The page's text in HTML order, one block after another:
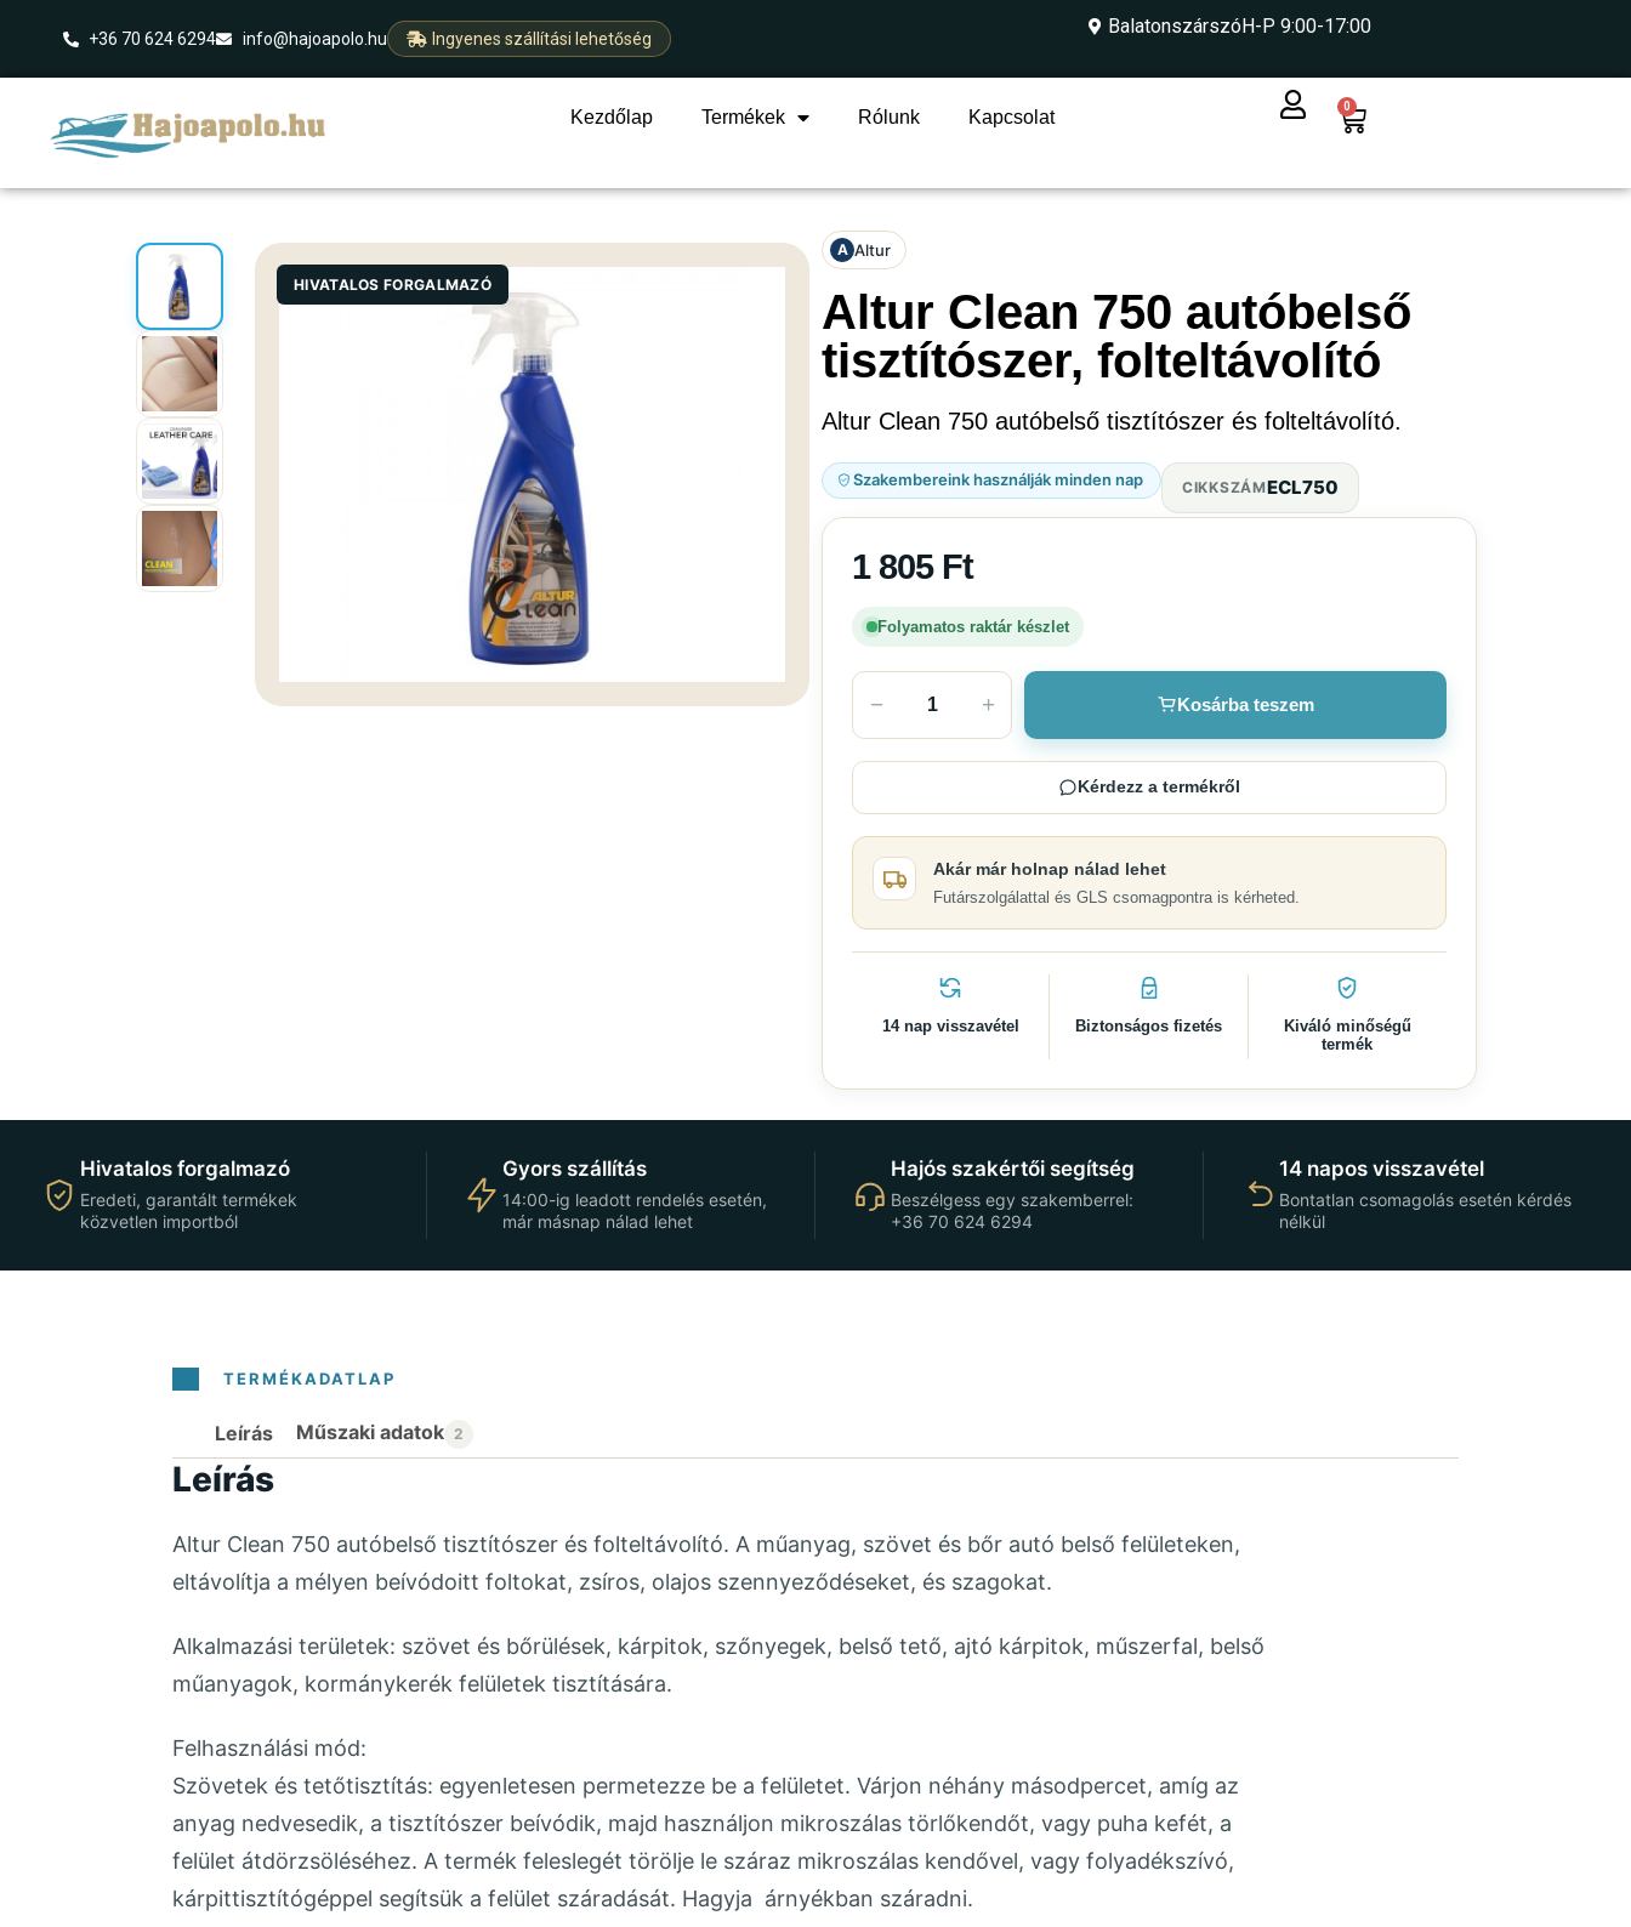
+36 70 624 6294 info@hajoapolo.hu Ingyenes szállítási lehetőség
BalatonszárszóH-P 9:00-17:00
Kezdőlap Termékek Rólunk Kapcsolat
0
HIVATALOS FORGALMAZÓ
A Altur
Altur Clean 750 autóbelső
tisztítószer, folteltávolító
Altur Clean 750 autóbelső tisztítószer és folteltávolító.
Szakembereink használják minden nap CIKKSZÁMECL750
1 805 Ft
Folyamatos raktár készlet
− + Kosárba teszem
Kérdezz a termékről
Akár már holnap nálad lehet
Futárszolgálattal és GLS csomagpontra is kérheted.
14 nap visszavétel Biztonságos fizetés
Kiváló minőségű
termék
Hivatalos forgalmazó
Eredeti, garantált termékek
közvetlen importból
Gyors szállítás
14:00-ig leadott rendelés esetén,
már másnap nálad lehet
Hajós szakértői segítség
Beszélgess egy szakemberrel:
+36 70 624 6294
14 napos visszavétel
Bontatlan csomagolás esetén kérdés
nélkül
Leírás
Leírás
Altur Clean 750 autóbelső tisztítószer és folteltávolító. A műanyag, szövet és bőr autó belső felületeken,
eltávolítja a mélyen beívódoitt foltokat, zsíros, olajos szennyeződéseket, és szagokat.
Alkalmazási területek: szövet és bőrülések, kárpitok, szőnyegek, belső tető, ajtó kárpitok, műszerfal, belső
műanyagok, kormánykerék felületek tisztítására.
Felhasználási mód:
Szövetek és tetőtisztítás: egyenletesen permetezze be a felületet. Várjon néhány másodpercet, amíg az
anyag nedvesedik, a tisztítószer beívódik, majd használjon mikroszálas törlőkendőt, vagy puha kefét, a
felület átdörzsöléséhez. A termék feleslegét törölje le száraz mikroszálas kendővel, vagy folyadékszívó,
kárpittisztítógéppel segítsük a felület száradását. Hagyja árnyékban száradni.